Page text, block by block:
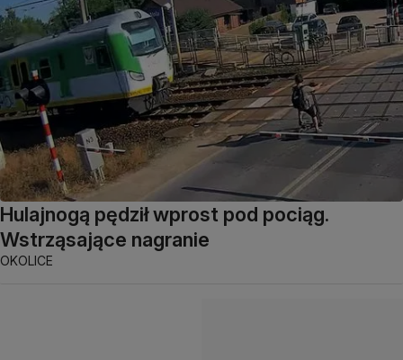
Hulajnogą pędził wprost pod pociąg.
Wstrząsające nagranie
OKOLICE